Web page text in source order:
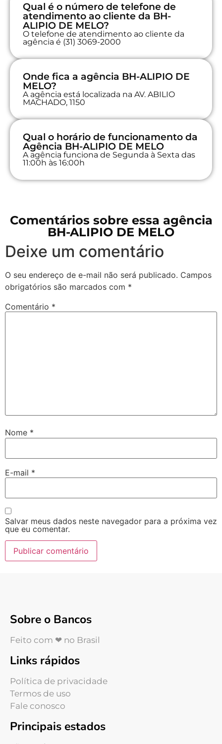
Qual é o número de telefone de
atendimento ao cliente da BH-
ALIPIO DE MELO?
O telefone de atendimento ao cliente da
agência é (31) 3069-2000
Onde fica a agência BH-ALIPIO DE
MELO?
A agência está localizada na AV. ABILIO
MACHADO, 1150
Qual o horário de funcionamento da
Agência BH-ALIPIO DE MELO
A agência funciona de Segunda à Sexta das
11:00h às 16:00h
Comentários sobre essa agência
BH-ALIPIO DE MELO
Deixe um comentário
O seu endereço de e-mail não será publicado. Campos
obrigatórios são marcados com *
Comentário *
Nome *
E-mail *
Salvar meus dados neste navegador para a próxima vez
que eu comentar.
Sobre o Bancos
Feito com ❤ no Brasil
Links rápidos
Política de privacidade
Termos de uso
Fale conosco
Principais estados